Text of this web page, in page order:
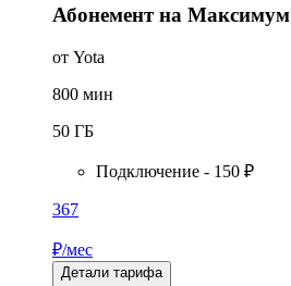
Абонемент на Максимум
от Yota
800 мин
50 ГБ
Подключение - 150 ₽
367
₽/мес
Детали тарифа